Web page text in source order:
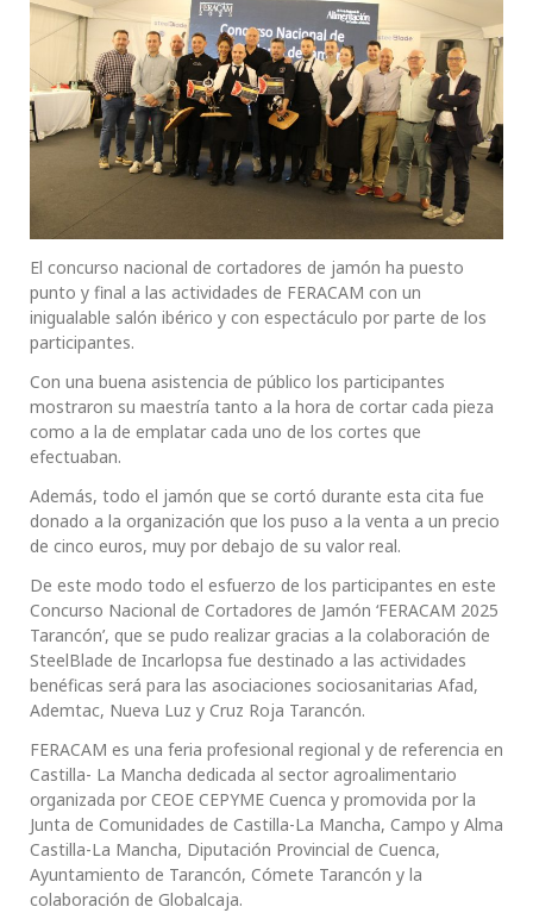
El concurso nacional de cortadores de jamón ha puesto
punto y final a las actividades de FERACAM con un
inigualable salón ibérico y con espectáculo por parte de los
participantes.
Con una buena asistencia de público los participantes
mostraron su maestría tanto a la hora de cortar cada pieza
como a la de emplatar cada uno de los cortes que
efectuaban.
Además, todo el jamón que se cortó durante esta cita fue
donado a la organización que los puso a la venta a un precio
de cinco euros, muy por debajo de su valor real.
De este modo todo el esfuerzo de los participantes en este
Concurso Nacional de Cortadores de Jamón ‘FERACAM 2025
Tarancón’, que se pudo realizar gracias a la colaboración de
SteelBlade de Incarlopsa fue destinado a las actividades
benéficas será para las asociaciones sociosanitarias Afad,
Ademtac, Nueva Luz y Cruz Roja Tarancón.
FERACAM es una feria profesional regional y de referencia en
Castilla- La Mancha dedicada al sector agroalimentario
organizada por CEOE CEPYME Cuenca y promovida por la
Junta de Comunidades de Castilla-La Mancha, Campo y Alma
Castilla-La Mancha, Diputación Provincial de Cuenca,
Ayuntamiento de Tarancón, Cómete Tarancón y la
colaboración de Globalcaja.